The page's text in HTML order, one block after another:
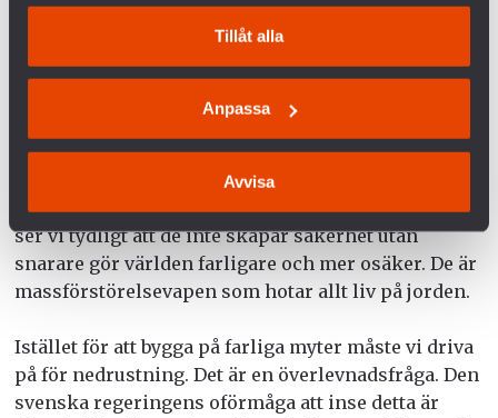
Tillåt alla
Anpassa
Avvisa
och en informationsmiljö där det ofta är svårt att
skilja sanning från lögn, ökar risken för misstag
och missförstånd som skulle kunna leda till att
kärnvapen kan komma att användas.
Att kärnvapenavskräckning fungerar framställs
ofta som en vedertagen sanning och ifrågasätts
sällan. Genom att syna myterna kring kärnvapen
ser vi tydligt att de inte skapar säkerhet utan
snarare gör världen farligare och mer osäker. De är
massförstörelsevapen som hotar allt liv på jorden.
Istället för att bygga på farliga myter måste vi driva
på för nedrustning. Det är en överlevnadsfråga. Den
svenska regeringens oförmåga att inse detta är